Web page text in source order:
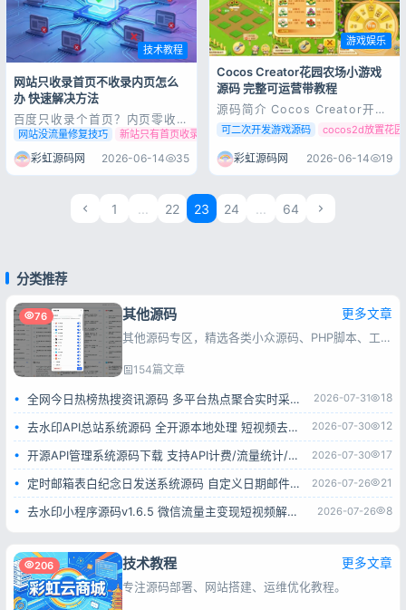
技术教程
网站只收录首页不收录内页怎么
办 快速解决方法
百度只收录个首页？内页零收
录、没流量，痛点根治方案 做
SEO的站长，几乎都踩过最崩
溃的大坑：网站上线几周甚至几
个月，百度只收录首页，所有文
优化排版、堆砌关键词、更新原
网站没流量修复技巧 新站只有首页收录 内页零收录解决办法
彩虹源码网 2026-06-14 35
游戏娱乐
Cocos Creator花园农场小游戏
源码 完整可运营带教程
源码简介 Cocos Creator开发
的花园农场经营小游戏源码，基
于2.3.2版本，适配微信/抖音
H5与小程序。核心玩法含种植
收获、地块解锁、作物养成、金
币转盘、任务排行，完整UI与音
可二次开发游戏源码 cocos2d放置花园
彩虹源码网 2026-06-14 19
1 ... 22 23 24 ... 64
分类推荐
76 其他源码 更多文章
其他源码专区，精选各类小众源码、PHP脚本、工具程序，一键安装，满足站长快速建站与功能扩展需求。
154篇文章
全网今日热榜热搜资讯源码 多平台热点聚合实时采集系统 2026-07-31 18
去水印API总站系统源码 全开源本地处理 短视频去水印接口平台 2026-07-30 12
开源API管理系统源码下载 支持API计费/流量统计/权限管理 一键部署 2026-07-30 17
定时邮箱表白纪念日发送系统源码 自定义日期邮件自动推送网页源码 2026-07-26 21
去水印小程序源码v1.6.5 微信流量主变现短视频解析小程序完整源码 2026-07-26 8
206 技术教程 更多文章
专注源码部署、网站搭建、运维优化教程。
记住登录 忘记密码?
登录
用户协议 隐私政策